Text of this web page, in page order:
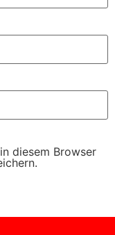
diesem Browser